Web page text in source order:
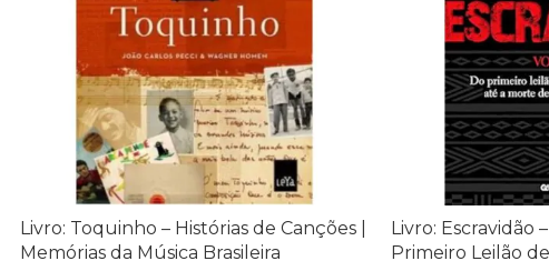
Livro: Toquinho – Histórias de Canções |
Memórias da Música Brasileira
Livro: Escravidão
Primeiro Leilão